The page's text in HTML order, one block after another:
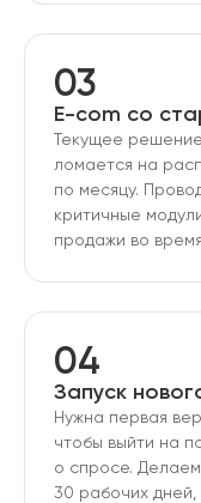
03
E-com со
Текущее
ломается на
по месяцу.
критичные
продажи во
04
Запуск
Нужна первая
чтобы выйти на
о спросе.
30 рабочих дней,